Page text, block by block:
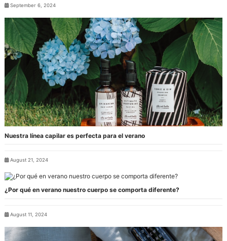
September 6, 2024
Nuestra línea capilar es perfecta para el verano
August 21, 2024
¿Por qué en verano nuestro cuerpo se comporta diferente?
August 11, 2024